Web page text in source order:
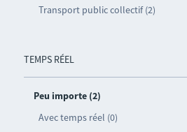
Transport public collectif (2)
TEMPS RÉEL
Peu importe (2)
Avec temps réel (0)